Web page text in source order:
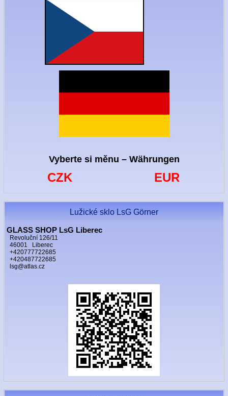
Vyberte si měnu – Währungen
CZK EUR
Lužické sklo LsG Görner
GLASS SHOP LsG Liberec
Revoluční 126/11
46001 Liberec
+420777722685
+420487722685
lsg@atlas.cz